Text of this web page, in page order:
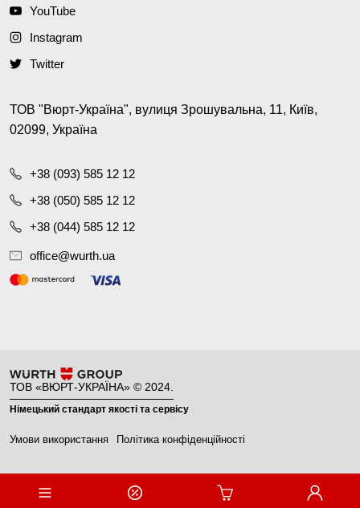
YouTube
Instagram
Twitter
ТОВ "Вюрт-Україна", вулиця Зрошувальна, 11, Київ,
02099, Україна
+38 (093) 585 12 12
+38 (050) 585 12 12
+38 (044) 585 12 12
office@wurth.ua
ТОВ «ВЮРТ-УКРАЇНА» © 2024.
Німецький стандарт якості та сервісу
Умови використання Політика конфіденційності